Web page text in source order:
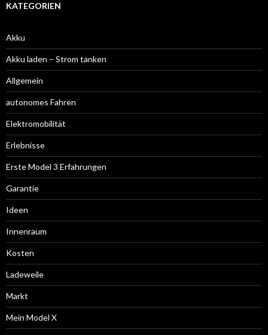
KATEGORIEN
Akku
Akku laden – Strom tanken
Allgemein
autonomes Fahren
Elektromobilität
Erlebnisse
Erste Model 3 Erfahrungen
Garantie
Ideen
Innenraum
Kosten
Ladeweile
Markt
Mein Model X